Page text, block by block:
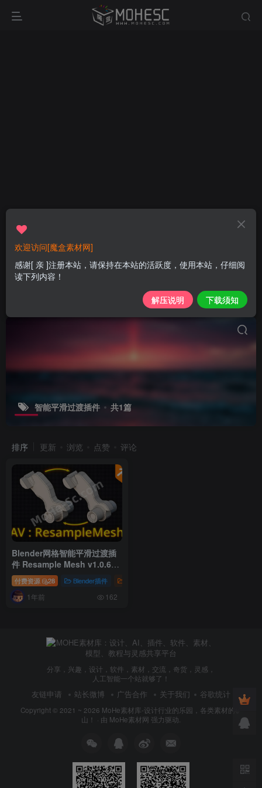
智能平滑过渡插件 共1篇
排序 更新 浏览 点赞 评论
Blender网格智能平滑过渡插
件 Resample Mesh v1.0.6
For Blender 4.1 +
付费资源 28 Blender插件
1年前 162
分享，兴趣，设计，软件，素材，交流，奇货，灵感，
人工智能一个站就够了！
友链申请 站长微博 广告合作 关于我们 谷歌统计
Copyright © 2021 ~ 2026 MoHe素材库-设计行业的乐园，各类素材的矿
山！ · 由 MoHe素材网 强力驱动.
欢迎访问[魔盒素材网]
感谢[ 亲 ]注册本站，请保持在本站的活跃度，使用本站，仔细阅
读下列内容！
解压说明 下载须知